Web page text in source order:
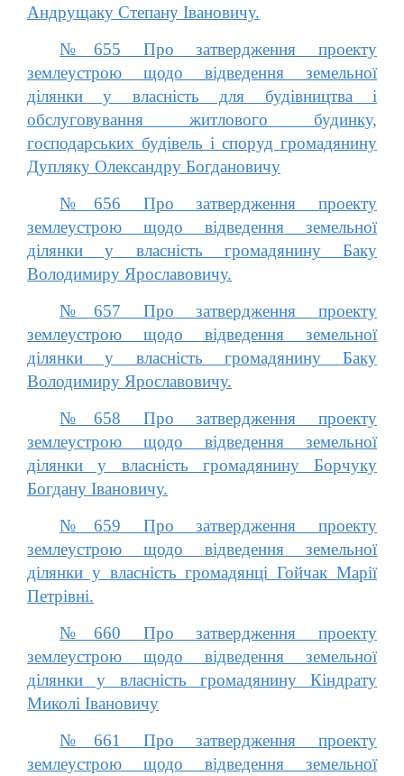
Андрущаку Степану Івановичу.
№655 Про затвердження проекту
землеустрою щодо відведення земельної
ділянки у власність для будівництва і
обслуговування житлового будинку,
господарських будівель і споруд громадянину
Дупляку Олександру Богдановичу
№656 Про затвердження проекту
землеустрою щодо відведення земельної
ділянки у власність громадянину Баку
Володимиру Ярославовичу.
№657 Про затвердження проекту
землеустрою щодо відведення земельної
ділянки у власність громадянину Баку
Володимиру Ярославовичу.
№658 Про затвердження проекту
землеустрою щодо відведення земельної
ділянки у власність громадянину Борчуку
Богдану Івановичу.
№659 Про затвердження проекту
землеустрою щодо відведення земельної
ділянки у власність громадянці Гойчак Марії
Петрівні.
№660 Про затвердження проекту
землеустрою щодо відведення земельної
ділянки у власність громадянину Кіндрату
Миколі Івановичу
№661 Про затвердження проекту
землеустрою щодо відведення земельної